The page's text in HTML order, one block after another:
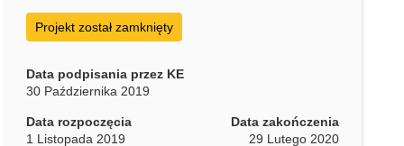
Projekt został zamknięty
Data podpisania przez KE
30 Października 2019
Data rozpoczęcia
1 Listopada 2019
Data zakończenia
29 Lutego 2020